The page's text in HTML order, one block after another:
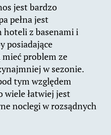
jest bardzo
pełna jest
z basenami i
posiadające
problem ze
w sezonie.
tym względem
wiele łatwiej jest
noclegi w rozsądnych